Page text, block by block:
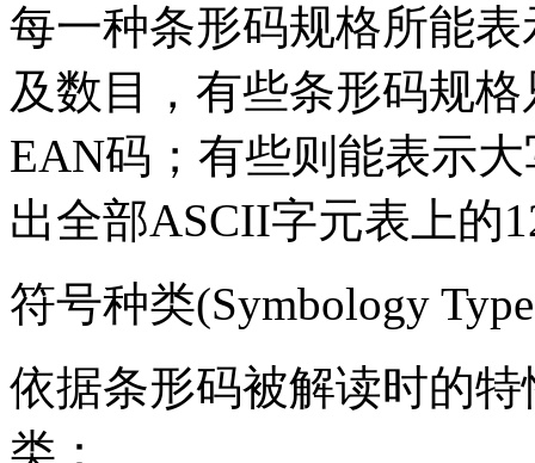
每一种条形码规格所能
及数目，有些条形码规
EAN码；有些则能表示
出全部ASCII字元表上的
符号种类(Symbology
依据条形码被解读时的
类：